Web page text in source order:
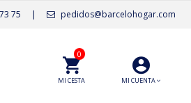
pedidos@barcelohogar.com
|
75
MI CUENTA
MI CESTA
0